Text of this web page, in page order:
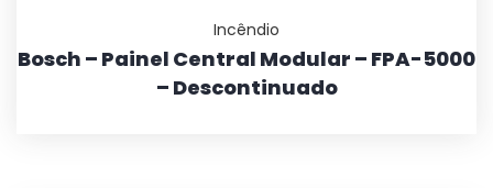
Incêndio
Bosch – Painel Central Modular – FPA-5000
– Descontinuado